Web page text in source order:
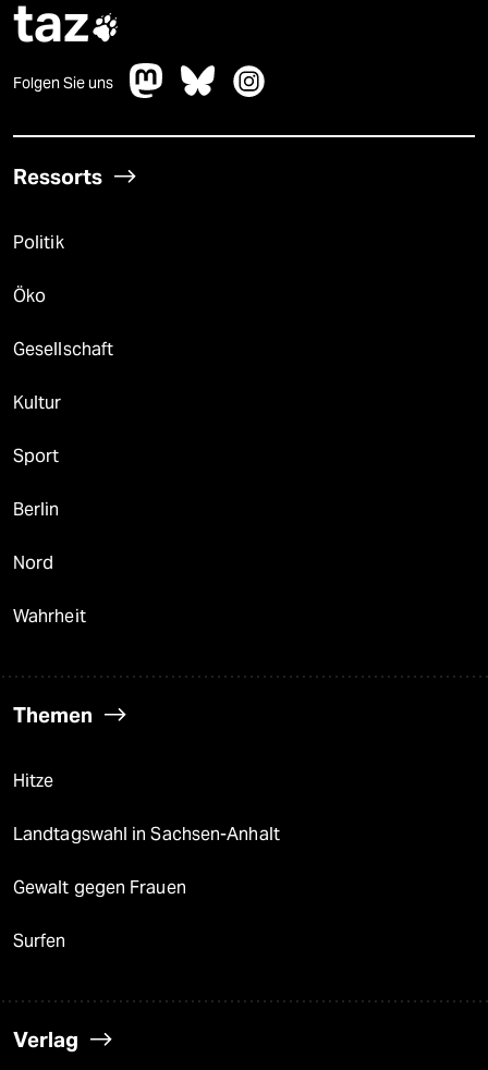
taz
Folgen Sie uns
Ressorts
Politik
Öko
Gesellschaft
Kultur
Sport
Berlin
Nord
Wahrheit
Themen
Hitze
Landtagswahl in Sachsen-Anhalt
Gewalt gegen Frauen
Surfen
Verlag